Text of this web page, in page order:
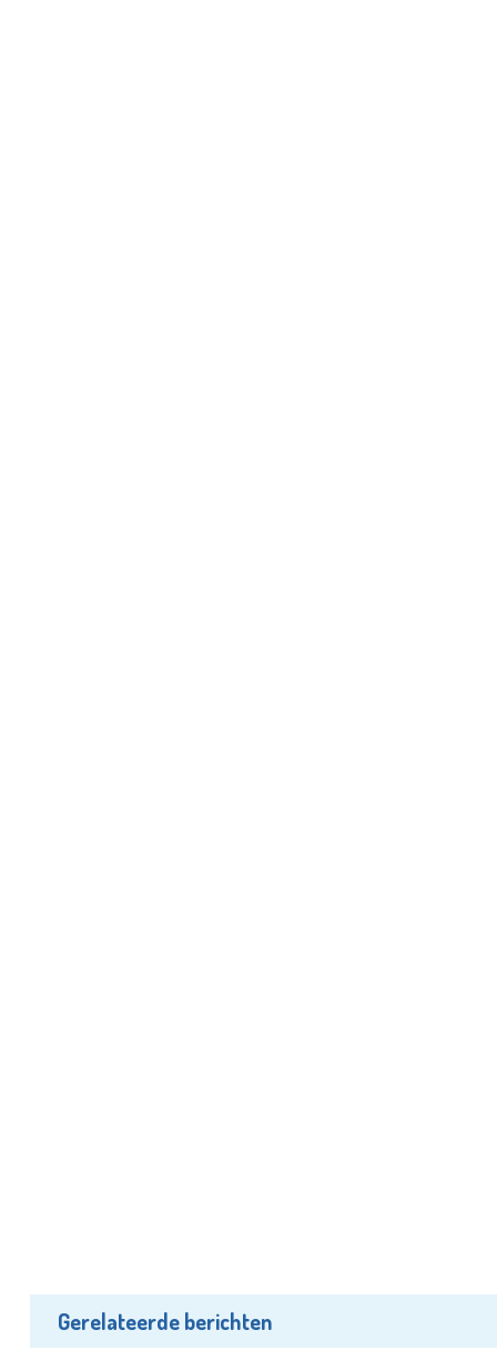
Gerelateerde berichten